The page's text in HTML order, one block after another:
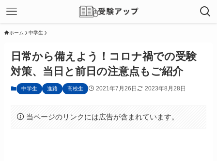
ホーム 中学生
日常から備えよう！コロナ禍での受験
対策、当日と前日の注意点もご紹介
中学生 進路 高校生 2021年7月26日 2023年8月28日
当ページのリンクには広告が含まれています。